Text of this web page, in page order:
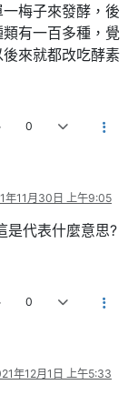
梅子來發酵，後
有一百多種，覺
來就都改吃酵素
0
年11月30日 上午9:05
是代表什麼意思?
0
年12月1日 上午5:33